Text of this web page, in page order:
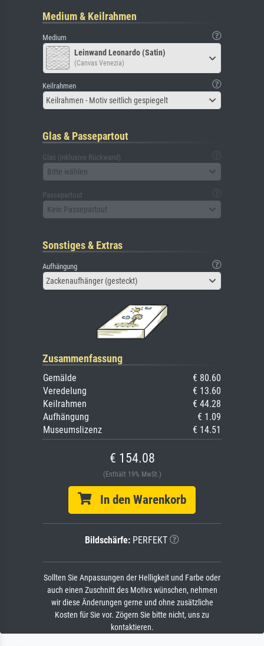
Medium & Keilrahmen
Medium
Leinwand Leonardo (Satin)
(Canvas Venezia)
Keilrahmen
Keilrahmen - Motiv seitlich gespiegelt
Glas & Passepartout
Glas (inklusive Rückwand)
Bitte wählen
Passepartout
Kein Passepartout
Sonstiges & Extras
Aufhängung
Zackenaufhänger (gesteckt)
Zusammenfassung
Gemälde
€ 80.60
Veredelung
€ 13.60
Keilrahmen
€ 44.28
Aufhängung
€ 1.09
Museumslizenz
€ 14.51
€ 154.08
(Enthält 19% MwSt.)
In den Warenkorb
Bildschärfe: PERFEKT
Sollten Sie Anpassungen der Helligkeit und Farbe oder
auch einen Zuschnitt des Motivs wünschen, nehmen
wir diese Änderungen gerne und ohne zusätzliche
Kosten für Sie vor. Zögern Sie bitte nicht, uns zu
kontaktieren.